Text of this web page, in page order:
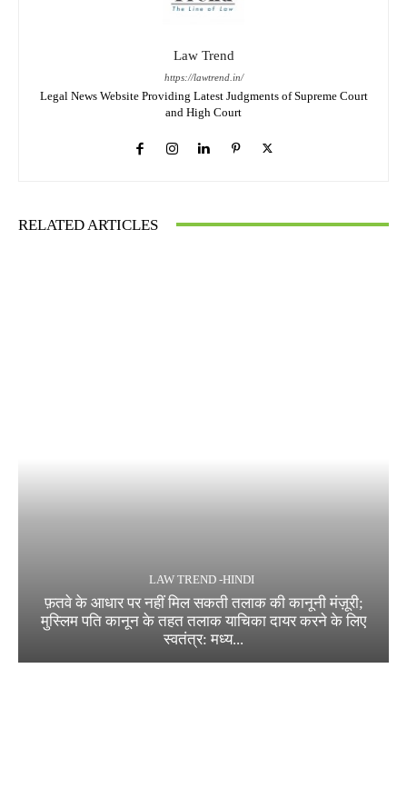
Law Trend
https://lawtrend.in/
Legal News Website Providing Latest Judgments of Supreme Court
and High Court
RELATED ARTICLES
LAW TREND -HINDI
फ़तवे के आधार पर नहीं मिल सकती तलाक की कानूनी मंज़ूरी;
मुस्लिम पति कानून के तहत तलाक याचिका दायर करने के लिए
स्वतंत्र: मध्य...